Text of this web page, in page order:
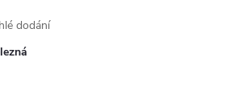
dodání